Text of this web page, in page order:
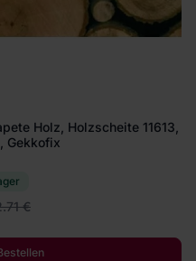
Holz, Holzscheite 11613,
Gekkofix
€